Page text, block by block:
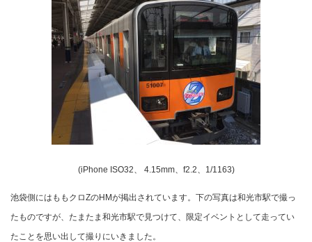
(iPhone ISO32、 4.15mm、f2.2、1/1163)
池袋側にはももクロZのHMが掲出されています。下の写真は和光市駅で撮っ
たものですが、たまたま和光市駅で見つけて、限定イベントとして走ってい
たことを思い出して撮りにいきました。